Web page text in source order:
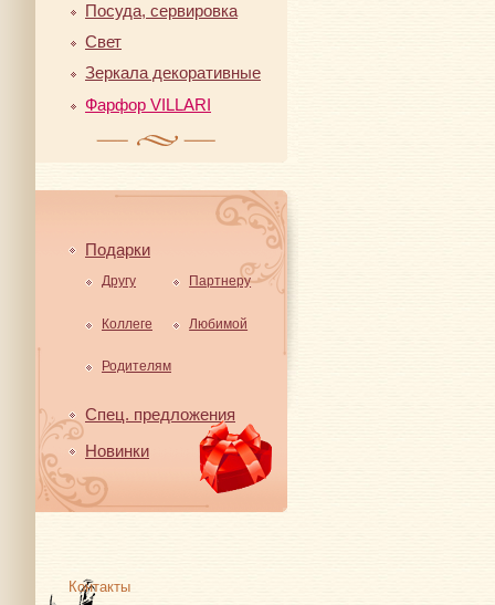
Посуда, сервировка
Свет
Зеркала декоративные
Фарфор VILLARI
Подарки
Другу Партнеру
Коллеге Любимой
Родителям
Спец. предложения
Новинки
Контакты